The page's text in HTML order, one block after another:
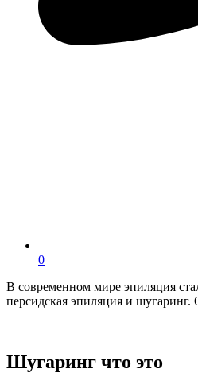
0
В современном мире эпиляция
персидская эпиляция и
Шугаринг что это